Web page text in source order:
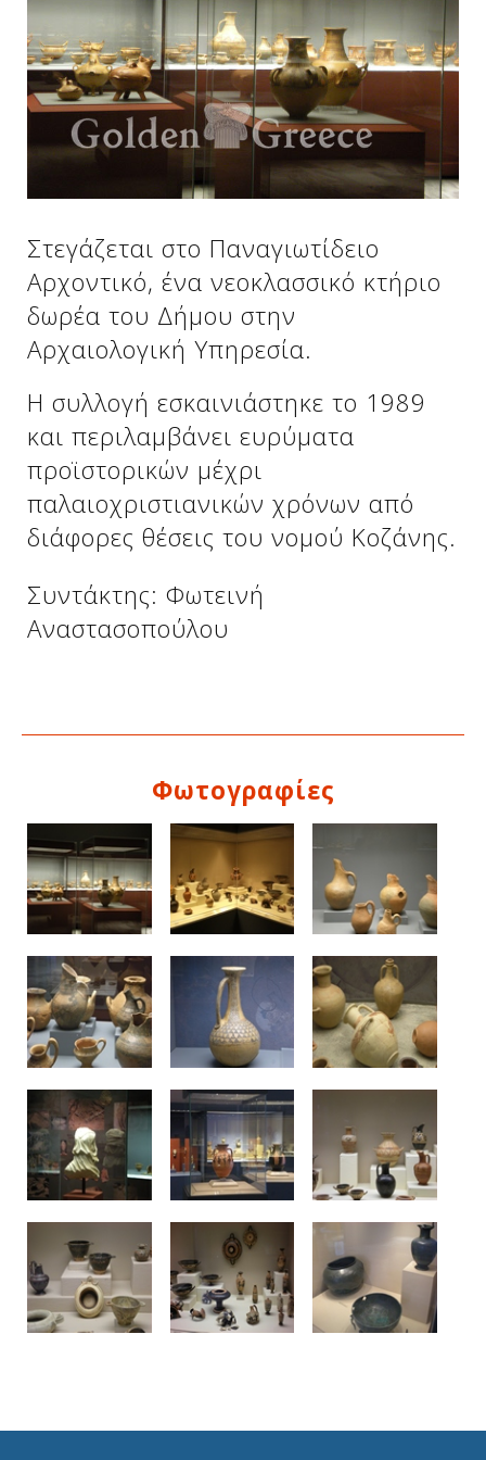
Δείτε μας:
Δείτε μας:
Δείτε μας:
Δείτε μας:
Δείτε μας:
Δείτε μας:
Δείτε μας:
Δείτε μας:
Δείτε μας:
Στεγάζεται στο Παναγιωτίδειο
Αρχοντικό, ένα νεοκλασσικό κτήριο
δωρέα του Δήμου στην
Αρχαιολογική Υπηρεσία.
Η συλλογή εσκαινιάστηκε το 1989
και περιλαμβάνει ευρύματα
προϊστορικών μέχρι
παλαιοχριστιανικών χρόνων από
διάφορες θέσεις του νομού Κοζάνης.
Συντάκτης: Φωτεινή
Αναστασοπούλου
Φωτογραφίες